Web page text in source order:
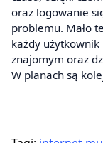
oraz logowanie
problemu. Mało
każdy
znajomym oraz
W planach są